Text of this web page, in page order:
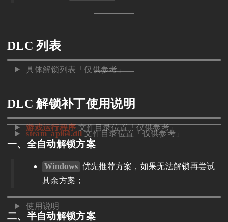
DLC 列表
具体解锁列表「仅供参考」
DLC 解锁补丁使用说明
游戏运行程序文件目录位置「仅供参考」
steam_api64.dll文件目录位置「仅供参考」
一、全自动解锁方案
Windows 优先推荐方案，如果无法解锁再尝试
其余方案；
使用说明
二、半自动解锁方案